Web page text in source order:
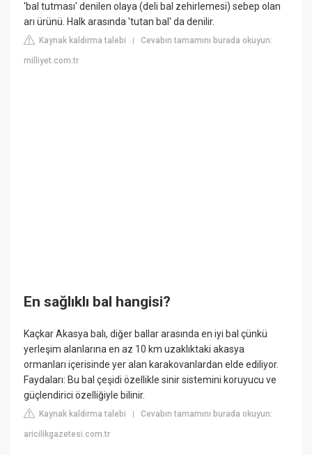
'bal tutması' denilen olaya (deli bal zehirlemesi) sebep olan
arı ürünü. Halk arasında 'tutan bal' da denilir.
Kaynak kaldırma talebi |Cevabın tamamını burada okuyun:
milliyet.com.tr
En sağlıklı bal hangisi?
Kaçkar Akasya balı, diğer ballar arasında en iyi bal çünkü
yerleşim alanlarına en az 10 km uzaklıktaki akasya
ormanları içerisinde yer alan karakovanlardan elde ediliyor.
Faydaları: Bu bal çeşidi özellikle sinir sistemini koruyucu ve
güçlendirici özelliğiyle bilinir.
Kaynak kaldırma talebi |Cevabın tamamını burada okuyun:
aricilikgazetesi.com.tr